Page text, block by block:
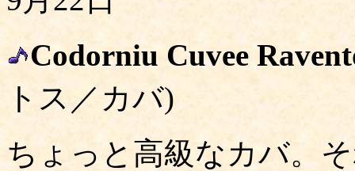
Codorniu Cuvee
トス／カバ)
ちょっと高級なカバ。